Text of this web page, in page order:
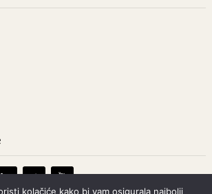
kolačiće kako bi vam osigurala najbolji